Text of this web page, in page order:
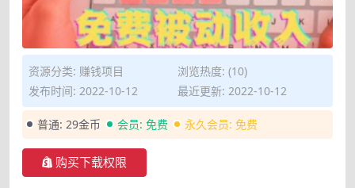
资源分类: 赚钱项目
浏览热度: (10)
发布时间: 2022-10-12
最近更新: 2022-10-12
普通: 29金币 会员: 免费 永久会员: 免费
购买下载权限